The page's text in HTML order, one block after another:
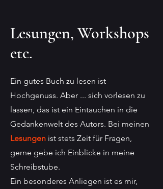
Lesungen, Workshops
etc.
Ein gutes Buch zu lesen ist
Hochgenuss. Aber ... sich vorlesen zu
lassen, das ist ein Eintauchen in die
Gedankenwelt des Autors. Bei meinen
Lesungen ist stets Zeit für Fragen,
gerne gebe ich Einblicke in meine
Schreibstube.
Ein besonderes Anliegen ist es mir,